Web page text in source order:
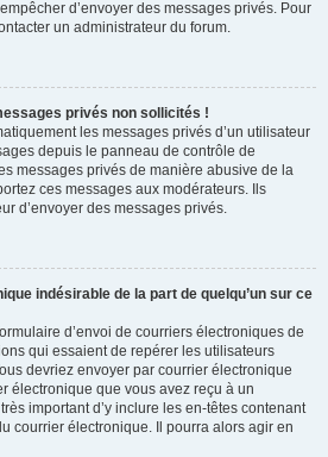
d’envoyer des messages privés. Pour
un administrateur du forum.
privés non sollicités !
les messages privés d’un utilisateur
depuis le panneau de contrôle de
messages privés de manière abusive de la
ces messages aux modérateurs. Ils
d’envoyer des messages privés.
indésirable de la part de quelqu’un sur ce
d’envoi de courriers électroniques de
qui essaient de repérer les utilisateurs
devriez envoyer par courrier électronique
électronique que vous avez reçu à un
important d’y inclure les en-têtes contenant
courrier électronique. Il pourra alors agir en